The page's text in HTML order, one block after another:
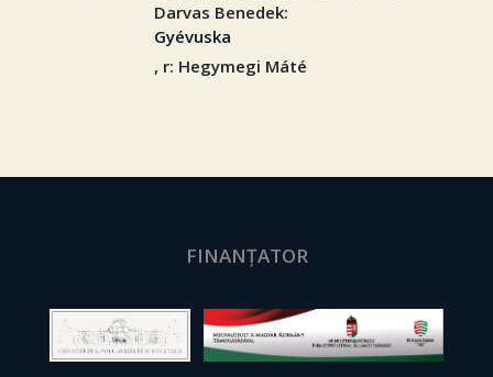
Darvas Benedek:
Gyévuska
, r: Hegymegi Máté
FINANȚATOR